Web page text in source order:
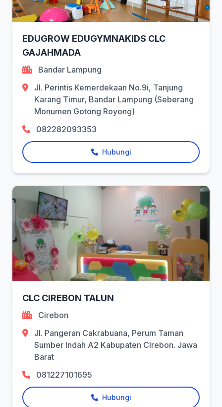
EDUGROW EDUGYMNAKIDS CLC
GAJAHMADA
Bandar Lampung
Jl. Perintis Kemerdekaan No.9i, Tanjung
Karang Timur, Bandar Lampung (Seberang
Monumen Gotong Royong)
082282093353
Hubungi
CLC CIREBON TALUN
Cirebon
Jl. Pangeran Cakrabuana, Perum Taman
Sumber Indah A2 Kabupaten CIrebon. Jawa
Barat
081227101695
Hubungi